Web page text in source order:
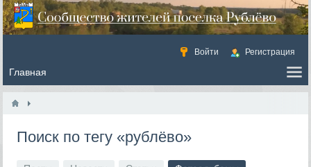
Войти Регистрация
Поиск по тегу «рублёво»